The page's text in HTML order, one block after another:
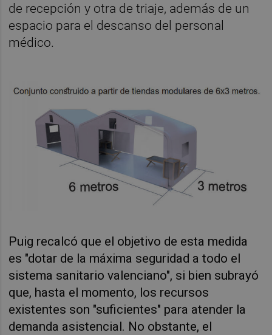
de recepción y otra de triaje, además de un
espacio para el descanso del personal
médico.
Puig recalcó que el objetivo de esta medida
es "dotar de la máxima seguridad a todo el
sistema sanitario valenciano", si bien subrayó
que, hasta el momento, los recursos
existentes son "suficientes" para atender la
demanda asistencial. No obstante, el